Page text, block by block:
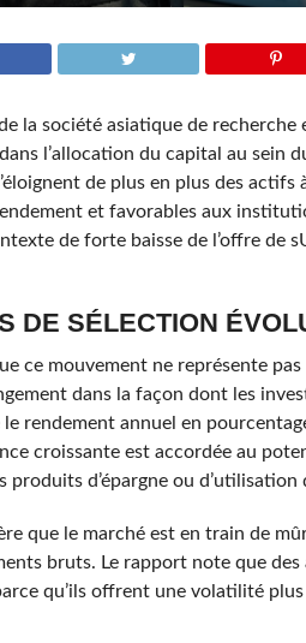
la société asiatique de recherche
l’allocation du capital au sein
de plus en plus des
et favorables aux
de forte baisse de l’offre de
DE SÉLECTION
ce mouvement ne représente
dans la façon dont les
le rendement annuel en
croissante est accordée au
produits d’épargne ou
que le marché est en train de
bruts. Le rapport note que des
qu’ils offrent une volatilité